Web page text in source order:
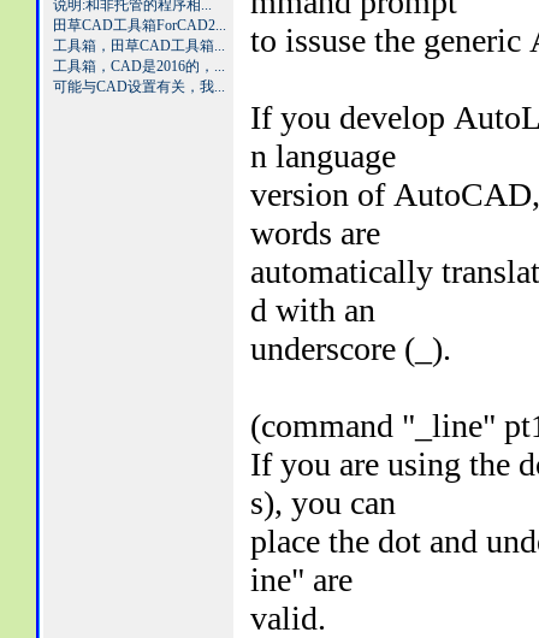
说明:和非托管的程序相...
田草CAD工具箱ForCAD2...
工具箱，田草CAD工具箱...
工具箱，CAD是2016的，...
可能与CAD设置有关，我...
to issuse the
If you develop
n language
version of
words are
automatically
d with an
underscore (_).
(command "_line"
If you are using the
s), you can
place the dot and
ine" are
valid.